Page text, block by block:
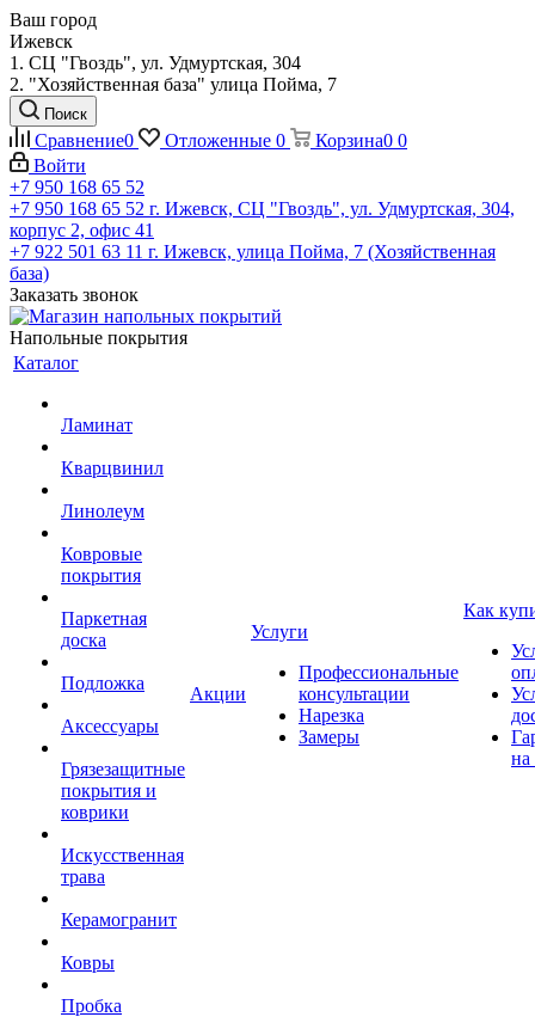
Ваш город
Ижевск
1. СЦ "Гвоздь", ул. Удмуртская, 304
2. "Хозяйственная база" улица Пойма, 7
Поиск
Сравнение0 Отложенные 0 Корзина0 0
Войти
+7 950 168 65 52
+7 950 168 65 52 г. Ижевск, СЦ "Гвоздь", ул. Удмуртская, 304,
корпус 2, офис 41
+7 922 501 63 11 г. Ижевск, улица Пойма, 7 (Хозяйственная
база)
Заказать звонок
Напольные покрытия
Каталог
Ламинат
Кварцвинил
Линолеум
Ковровые
покрытия
Паркетная
доска
Подложка
Аксессуары
Грязезащитные
покрытия и
коврики
Искусственная
трава
Керамогранит
Ковры
Пробка
Акции
Услуги
Профессиональные
консультации
Нарезка
Замеры
Как
на